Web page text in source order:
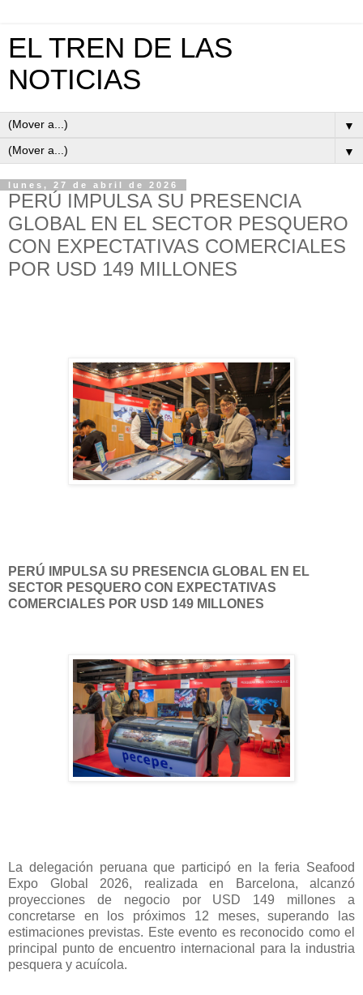
EL TREN DE LAS
NOTICIAS
▼
▼
lunes, 27 de abril de 2026
PERÚ IMPULSA SU PRESENCIA
GLOBAL EN EL SECTOR PESQUERO
CON EXPECTATIVAS COMERCIALES
POR USD 149 MILLONES
PERÚ IMPULSA SU PRESENCIA GLOBAL EN EL
SECTOR PESQUERO CON EXPECTATIVAS
COMERCIALES POR USD 149 MILLONES
La delegación peruana que participó en la feria Seafood
Expo Global 2026, realizada en Barcelona, alcanzó
proyecciones de negocio por USD 149 millones a
concretarse en los próximos 12 meses, superando las
estimaciones previstas. Este evento es reconocido como el
principal punto de encuentro internacional para la industria
pesquera y acuícola.